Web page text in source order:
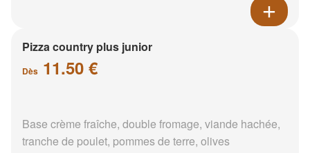
Pizza country plus junior
Dès 11.50 €
Base crème fraîche, double fromage, viande hachée,
tranche de poulet, pommes de terre, olives